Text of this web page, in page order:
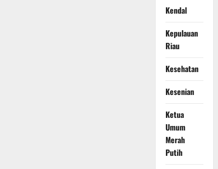
Kendal
Kepulauan
Riau
Kesehatan
Kesenian
Ketua
Umum
Merah
Putih